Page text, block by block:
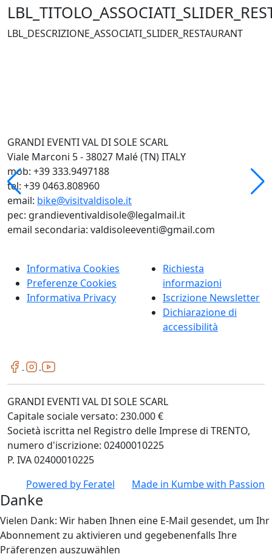
LBL_DESCRIZIONE_ASSOCIATI_SLIDER_RESTAURANT
GRANDI EVENTI VAL DI SOLE SCARL
Viale Marconi 5 - 38027 Malé (TN) ITALY
mob: +39 333.9497188
tel: +39 0463.808960
email: bike@visitvaldisole.it
pec: grandieventivaldisole@legalmail.it
email secondaria: valdisoleeventi@gmail.com
Informativa Cookies
Preferenze Cookies
Informativa Privacy
Richiesta
informazioni
Iscrizione Newsletter
Dichiarazione di
accessibilità
GRANDI EVENTI VAL DI SOLE SCARL
Capitale sociale versato: 230.000 €
Società iscritta nel Registro delle Imprese di TRENTO,
numero d'iscrizione: 02400010225
P. IVA 02400010225
Powered by Feratel Made in Kumbewith Passion
Danke
Vielen Dank: Wir haben Ihnen eine E-Mail gesendet, um Ihr
Abonnement zu aktivieren und gegebenenfalls Ihre
Präferenzen auszuwählen